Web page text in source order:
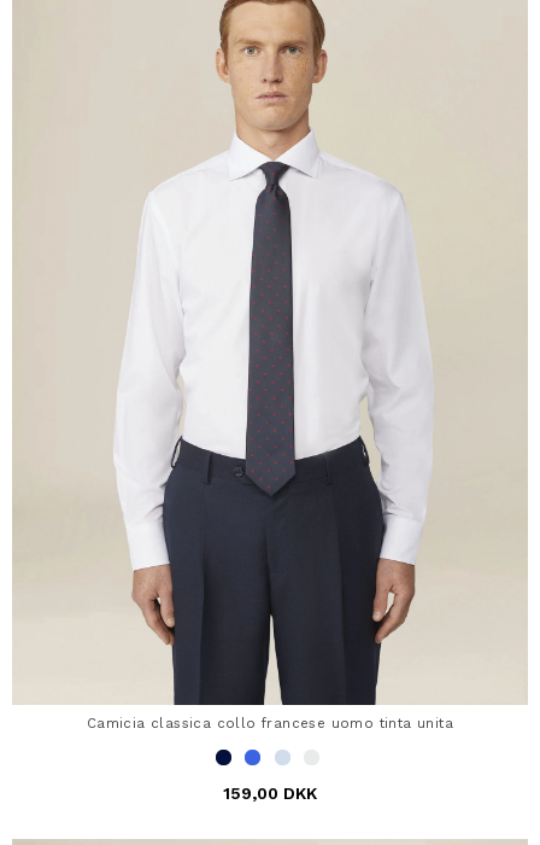
Camicia classica collo francese uomo tinta unita
159,00 DKK